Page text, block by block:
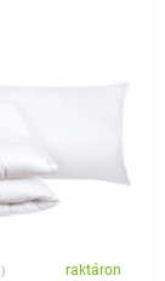
raktáron